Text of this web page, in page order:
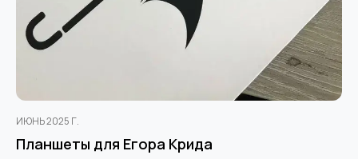
ИЮНЬ 2025 Г.
Планшеты для Егора Крида